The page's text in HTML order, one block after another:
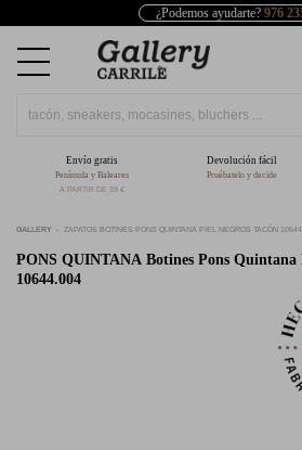
¿Podemos ayudarte? 976
Envío gratis
Península y Baleares
A PARTIR DE 39 €
Devolución fácil
Pruébatelo y decide
GALLERY ZAPATOS BOTINES PONS QUINTANA PIEL NEGROS TACÓN
PONS QUINTANA Botines Pons Quintana
10644.004